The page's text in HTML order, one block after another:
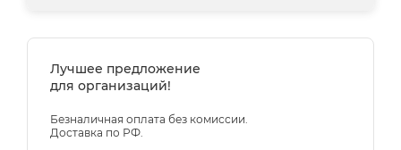
Лучшее предложение
для организаций!
Безналичная оплата без комиссии.
Доставка по РФ.